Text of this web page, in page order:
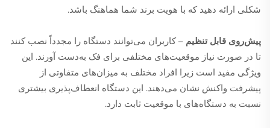
شکلی ارائه دهید که با هویت برند شما هماهنگ باشد.
پیش‌روی قابل تنظیم – کاربران می‌توانند دستگاه را مجدداً نصب کنند
تا در صورت نیاز موقعیت‌های مختلفی برای فک به‌دست آورند. این
ویژگی مفید است زیرا افراد مختلف به میزان‌های متفاوتی از
پیشرفت واکنش نشان می‌دهند. این دستگاه انعطاف‌پذیری بیشتری
نسبت به دستگاه‌های با موقعیت ثابت دارد.